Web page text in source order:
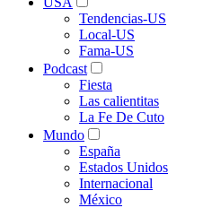
Tendencias-US
Local-US
Fama-US
Podcast
Fiesta
Las calientitas
La Fe De Cuto
Mundo
España
Estados Unidos
Internacional
México